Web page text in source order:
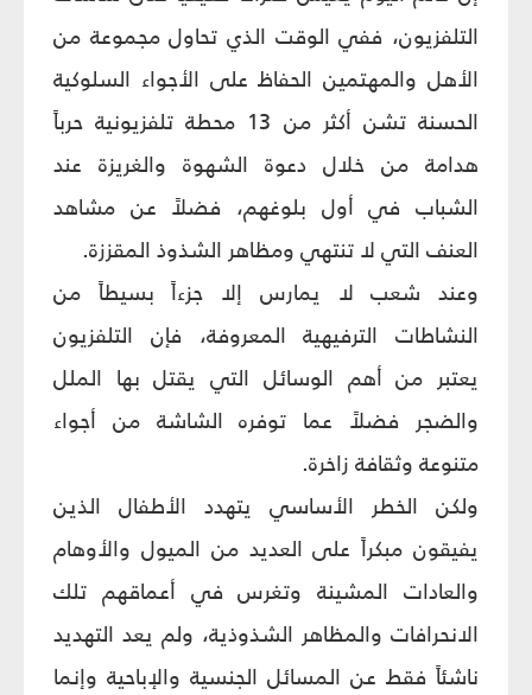
التلفزيون، ففي الوقت الذي تحاول مجموعة من
الأهل والمهتمين الحفاظ على الأجواء السلوكية
الحسنة تشن أكثر من 13 محطة تلفزيونية حرباً
هدامة من خلال دعوة الشهوة والغريزة عند
الشباب في أول بلوغهم، فضلاً عن مشاهد
العنف التي لا تنتهي ومظاهر الشذوذ المقززة.
وعند شعب لا يمارس إلا جزءاً بسيطاً من
النشاطات الترفيهية المعروفة، فإن التلفزيون
يعتبر من أهم الوسائل التي يقتل بها الملل
والضجر فضلاً عما توفره الشاشة من أجواء
متنوعة وثقافة زاخرة.
ولكن الخطر الأساسي يتهدد الأطفال الذين
يفيقون مبكراً على العديد من الميول والأوهام
والعادات المشينة وتغرس في أعماقهم تلك
الانحرافات والمظاهر الشذوذية، ولم يعد التهديد
ناشئاً فقط عن المسائل الجنسية والإباحية وإنما